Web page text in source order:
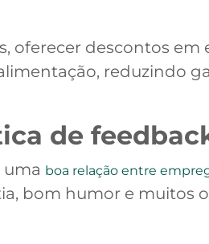
oferecer descontos em
reduzindo
de
uma boa relação entre
bom humor e muitos